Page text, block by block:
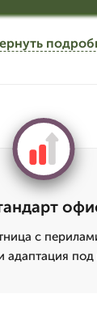
с
адаптация